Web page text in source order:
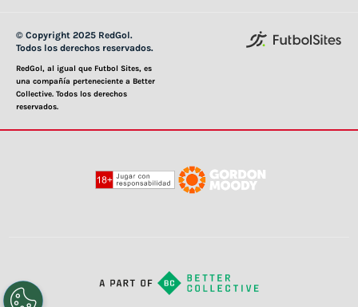
© Copyright 2025 RedGol.
Todos los derechos reservados.
RedGol, al igual que Futbol Sites, es
una compañía perteneciente a Better
Collective. Todos los derechos
reservados.